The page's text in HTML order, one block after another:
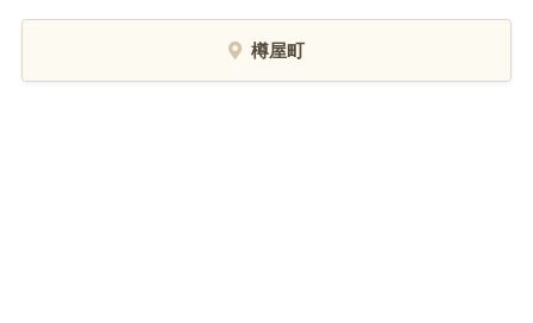
樽屋町